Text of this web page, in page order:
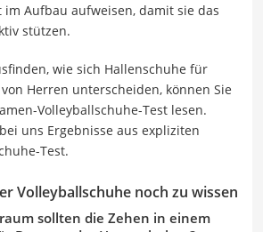
Aufbau aufweisen, damit sie das
stützen.
wie sich Hallenschuhe für
Herren unterscheiden, können Sie
Volleyballschuhe-Test lesen.
uns Ergebnisse aus expliziten
Test.
Volleyballschuhe noch zu wissen
sollten die Zehen in einem